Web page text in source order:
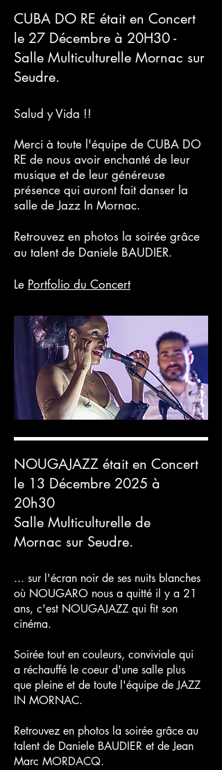
CUBA DO RE était en Concert
le 27 Décembre à 20H30 -
Salle Multiculturelle Mornac sur
Seudre.
Salud y Vida !!
Merci à toute l'équipe de CUBA DO
RE de nous avoir enchanté de leur
musique et de leur généreuse
présence qui auront fait danser la
salle de Jazz In Mornac.
Retrouvez en photos la soirée grâce
au talent de Daniele BAUDIER.
Le Portfolio du Concert
NOUGAJAZZ était en Concert
le 13 Décembre 2025 à
20h30
Salle Multiculturelle de
Mornac sur Seudre.
... sur l'écran noir de ses nuits blanches
où NOUGARO nous a quitté il y a 21
ans, c'est NOUGAJAZZ qui fit son
cinéma.
Soirée tout en couleurs, conviviale qui
a réchauffé le coeur d'une salle plus
que pleine et de toute l'équipe de JAZZ
IN MORNAC.
Retrouvez en photos la soirée grâce au
talent de Daniele BAUDIER et de Jean
Marc MORDACQ.